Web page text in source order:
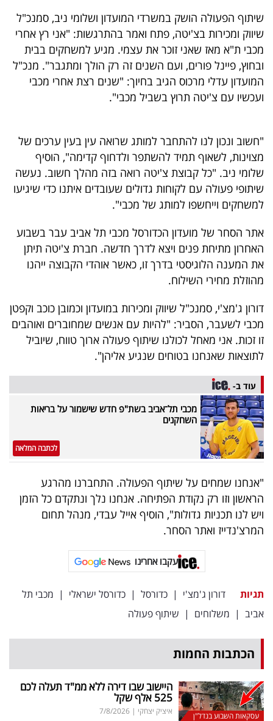
TOP-
5
המילון
הכלכלי
40
UNDER
40
שיתופי
פעולה
דרושים
ניוזלטרים
מייל
אדום
פרסמו
עקבו
אחרינו:
שיתוף הפעולה הושק במשרדי המועדון ושלומי ניב, סמנכ"ל
שיווק ומכירות בצ'יטה, פתח ואמר בהתרגשות: "אני רץ אחרי
מכבי ת"א מאז שאני זוכר את עצמי. מגיע למשחקים בבית
ובחוץ, פיינל פורים, ועם השנים זה רק הולך ומתגבר". מנכ"ל
המועדון עדלי מרכוס הגיב בחיוך: "שנים רצת אחרי מכבי
ועכשיו עם צ'יטה תרוץ בשביל מכבי".
"חשוב ונכון לנו להתחבר למותג שרואה עין בעין ערכים של
מצוינות, לשאוף תמיד להשתפר ולדחוף קדימה", הוסיף
שלומי ניב. "כל קבוצת צ'יטה רואה בזה מהלך חשוב. נעשה
שיתופי פעולה עם לקוחות גדולים שעובדים איתנו כדי שיגיעו
למשחקים וייחשפו למותג של מכבי".
אתר הסחר של מועדון הכדורסל מכבי תל אביב עבר בשבוע
האחרון מתיחת פנים ויצא לדרך חדשה. חברת צ'יטה תיתן
את המענה הלוגיסטי בדרך זו, כאשר אוהדי הקבוצה ייהנו
מהוזלת מחירי השילוח.
דורון ג'מצ'י, סמנכ"ל שיווק ומכירות במועדון וכמובן כוכב וקפטן
מכבי לשעבר, הסביר: "להיות עם אנשים שמחוברים ואוהבים
זו זכות. אני מאחל לכולנו שיתוף פעולה ארוך טווח, שיוביל
לתוצאות שאנחנו בטוחים שנגיע אליהן".
עוד ב-
מכבי תל־אביב בשת"פ חדש שישמור על בריאות
השחקנים
לכתבה המלאה
"אנחנו שמחים על שיתוף הפעולה. התחברנו מהרגע
הראשון וזו רק נקודת הפתיחה. אנחנו נלך ונתקדם כל הזמן
ויש לנו תכניות גדולות", הוסיף אייל עבדי, מנהל תחום
המרצ'נדייז ואתר הסחר.
עקבו אחרינו
תגיות דורון ג'מצ'י | כדורסל | כדורסל ישראלי | מכבי תל
אביב | משלוחים | שיתוף פעולה
הכתבות החמות
עסקאות השבוע בנדל"ן
היישוב שבו דירה ללא ממ"ד תעלה לכם
525 אלף שקל
איציק יצחקי |
7/8/2026